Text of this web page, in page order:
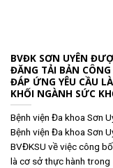
BVĐK SƠN UYÊN
ĐĂNG TẢI BẢN
ĐÁP ỨNG YÊU CẦU
KHỐI NGÀNH SỨC
Bệnh viện Đa khoa Sơn
Bệnh viện Đa khoa Sơn
BVĐKSU về việc công
là cơ sở thực hành trong